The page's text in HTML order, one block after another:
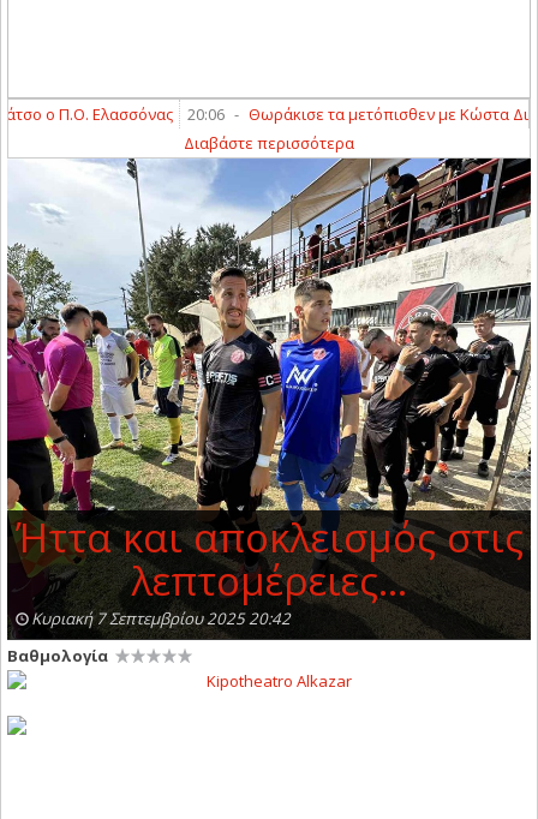
Ελασσόνας 20:06 - Θωράκισε τα μετόπισθεν με Κώστα Διαμαντή
Διαβάστε περισσότερα
Ήττα και αποκλεισμός στις
λεπτομέρειες…
Κυριακή 7 Σεπτεμβρίου 2025 20:42
Βαθμολογία